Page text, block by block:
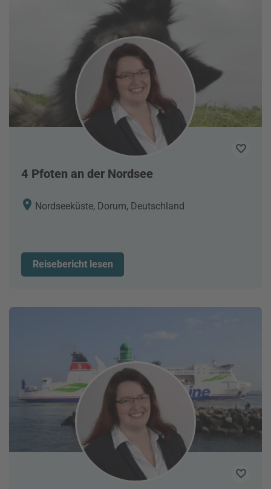
4 Pfoten an der Nordsee
Nordseeküste, Dorum, Deutschland
Reisebericht lesen